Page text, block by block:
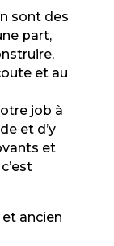
sont des
part,
et au
job à
et d’y
et
et ancien